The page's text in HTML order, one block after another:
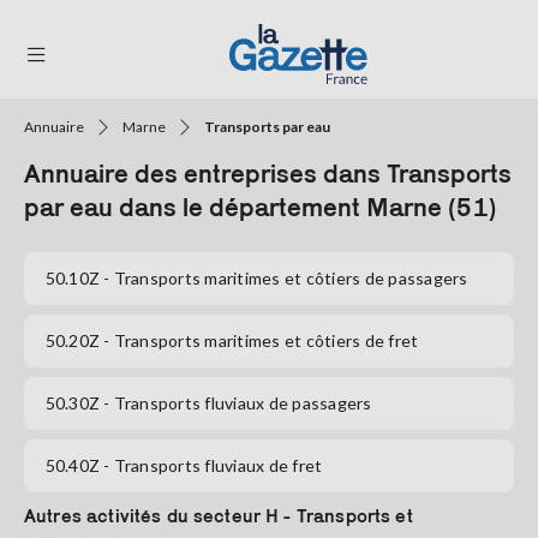
RÉGIONS
GAZETTE
connecter
Annuaire Marne Transports par eau
Annuaire des entreprises dans Transports
par eau dans le département Marne (51)
50.10Z - Transports maritimes et côtiers de passagers
50.20Z - Transports maritimes et côtiers de fret
50.30Z - Transports fluviaux de passagers
50.40Z - Transports fluviaux de fret
Autres activités du secteur H - Transports et